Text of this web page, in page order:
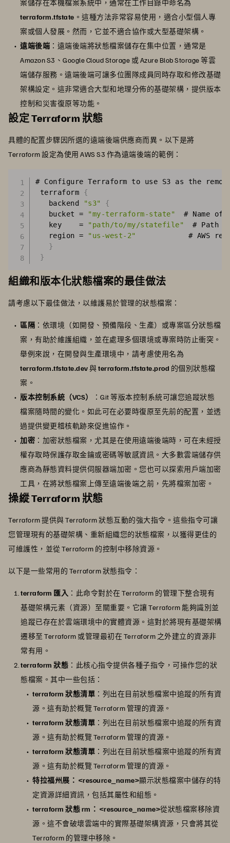
案儲存在本機檔案系統中，通常在工作目錄中命名為
terraform.tfstate 。這種方法非常容易使用，適合小型個人專
案或個人發展。然而，它並不適合協作或大型基礎架構。
遠端後端 ：遠端後端將狀態檔案儲存在集中位置，通常是
Amazon S3、Google Cloud Storage 或 Azure Blob Storage 等雲
端儲存服務。遠端後端可讓多位團隊成員同時存取和修改基礎
架構設定。這非常適合大型和地理分佈的基礎架構，提供版本
控制和災害復原等功能。
設定 Terraform 狀態
具體的配置步驟因所選的遠端後端供應商而異。以下是將
Terraform 設定為使用 AWS S3 作為遠端後端的範例：
# Configure Terraform to use S3 as the
terraform {
   backend
"s3"
{
   bucket =
"my-terraform-state"
# Name of
   key    =
"path/to/my/statefile"
# Path
   region =
"us-west-2"
# AWS
}
}
組織和版本化狀態檔案的最佳做法
請考慮以下最佳做法，以維護易於管理的狀態檔案：
區隔 ：依環境（如開發、預備階段、生產）或專案區分狀態檔
案，有助於維護組織，並在處理多個環境或專案時防止衝突。
舉例來說，在開發與生產環境中，請考慮使用名為
terraform.tfstate.dev與terraform.tfstate.prod 的個別狀態檔
案。
版本控制系統（VCS）
：Git 等版本控制系統可讓您追蹤狀態
檔案隨時間的變化。如此可在必要時復原至先前的配置，並透
過提供變更稽核軌跡來促進協作。
加密 ：加密狀態檔案，尤其是在使用遠端後端時，可在未經授
權存取時保護存取金鑰或密碼等敏感資訊。大多數雲端儲存供
應商為靜態資料提供伺服器端加密。您也可以探索用戶端加密
工具，在將狀態檔案上傳至遠端後端之前，先將檔案加密。
操縱 Terraform 狀態
Terraform 提供與 Terraform 狀態互動的強大指令。這些指令可讓
您管理現有的基礎架構、重新組織您的狀態檔案，以獲得更佳的
可維護性，並從 Terraform 的控制中移除資源。
以下是一些常用的 Terraform 狀態指令：
terraform 匯入 ：此命令對於在 Terraform 的管理下整合現有
基礎架構元素（資源）至關重要。它讓 Terraform 能夠識別並
追蹤已存在於雲端環境中的實體資源。這對於將現有基礎架構
遷移至 Terraform 或管理最初在 Terraform 之外建立的資源非
常有用。
terraform 狀態 ：此核心指令提供各種子指令，可操作您的狀
態檔案。其中一些包括：
terraform 狀態清單 ：列出在目前狀態檔案中追蹤的所有資
源。這有助於概覽 Terraform 管理的資源。
terraform 狀態清單 ：列出在目前狀態檔案中追蹤的所有資
源。這有助於概覽 Terraform 管理的資源。
terraform 狀態清單 ：列出在目前狀態檔案中追蹤的所有資
源。這有助於概覽 Terraform 管理的資源。
特拉福州展： <resource_name>顯示狀態檔案中儲存的特
定資源詳細資訊，包括其屬性和組態。
terraform 狀態 rm： <resource_name>從狀態檔案移除資
源。這不會破壞雲端中的實際基礎架構資源，只會將其從
Terraform 的管理中移除。